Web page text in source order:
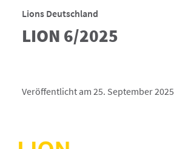
Lions Deutschland
LION 6/2025
Veröffentlicht am 25. September 2025